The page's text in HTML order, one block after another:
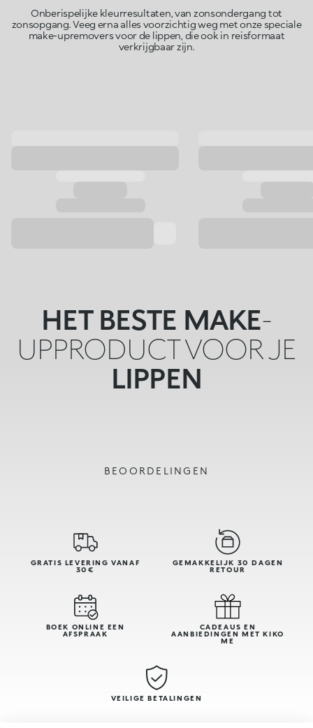
Onberispelijke kleurresultaten, van zonsondergang tot
zonsopgang. Veeg erna alles voorzichtig weg met onze speciale
make-upremovers voor de lippen, die ook in reisformaat
verkrijgbaar zijn.
HET BESTE MAKE-
UPPRODUCT VOOR JE
LIPPEN
BEOORDELINGEN
GRATIS LEVERING VANAF
30€
GEMAKKELIJK 30 DAGEN
RETOUR
BOEK ONLINE EEN
AFSPRAAK
CADEAUS EN
AANBIEDINGEN MET KIKO
ME
VEILIGE BETALINGEN